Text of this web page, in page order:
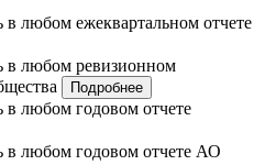
любом ежеквартальном отчете
в любом ревизионном
Подробнее
в любом годовом отчете
в любом годовом отчете АО